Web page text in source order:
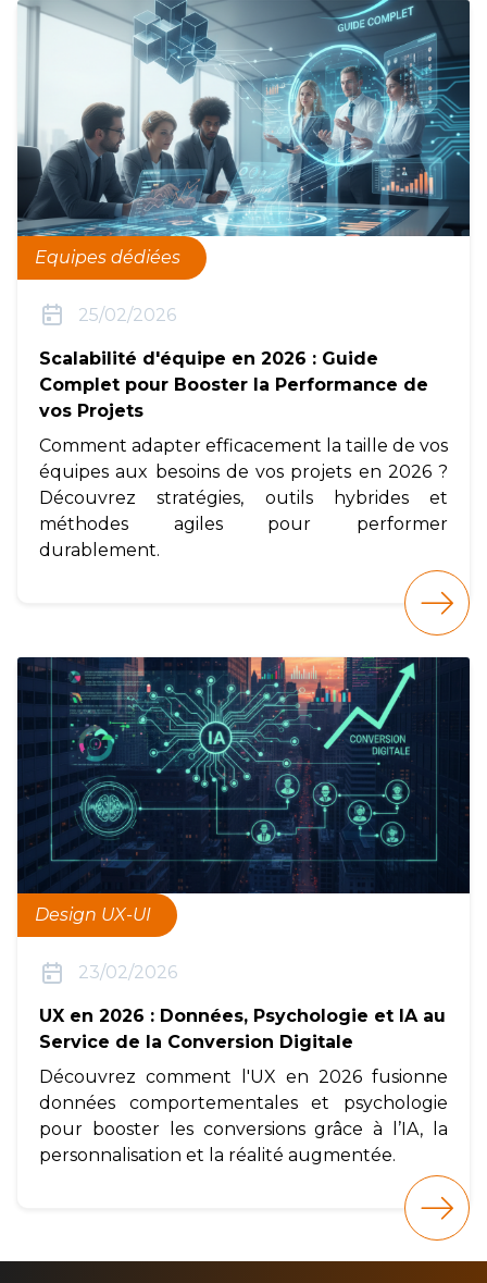
Equipes dédiées
25/02/2026
Scalabilité d'équipe en 2026 : Guide
Complet pour Booster la Performance de
vos Projets
Comment adapter efficacement la taille de vos
équipes aux besoins de vos projets en 2026 ?
Découvrez stratégies, outils hybrides et
méthodes agiles pour performer
durablement.
Design UX-UI
23/02/2026
UX en 2026 : Données, Psychologie et IA au
Service de la Conversion Digitale
Découvrez comment l'UX en 2026 fusionne
données comportementales et psychologie
pour booster les conversions grâce à l’IA, la
personnalisation et la réalité augmentée.